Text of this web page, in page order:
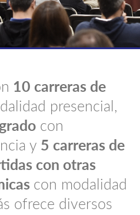
10 carreras de
presencial,
con
y 5 carreras de
con otras
con modalidad
ofrece diversos